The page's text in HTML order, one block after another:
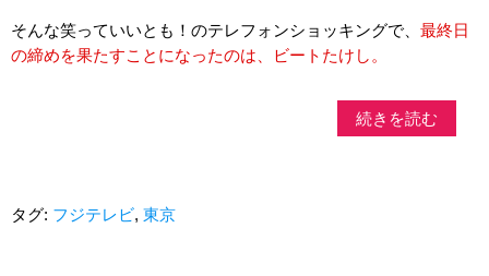
そんな笑っていいとも！のテレフォンショッキングで、 最終日
の締めを果たすことになったのは、ビートたけし。
続きを読む
タグ: フジテレビ, 東京